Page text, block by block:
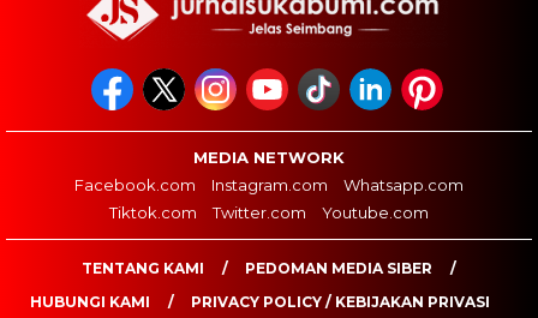
MEDIA NETWORK
Facebook.com
Instagram.com
Whatsapp.com
Tiktok.com
Twitter.com Youtube.com
TENTANG KAMI
PEDOMAN MEDIA SIBER
HUBUNGI KAMI
PRIVACY POLICY / KEBIJAKAN PRIVASI